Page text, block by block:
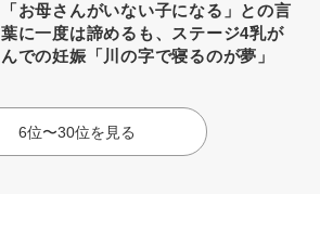
「お母さんがいない子になる」との言
葉に一度は諦めるも、ステージ4乳が
んでの妊娠「川の字で寝るのが夢」
6位〜30位を見る